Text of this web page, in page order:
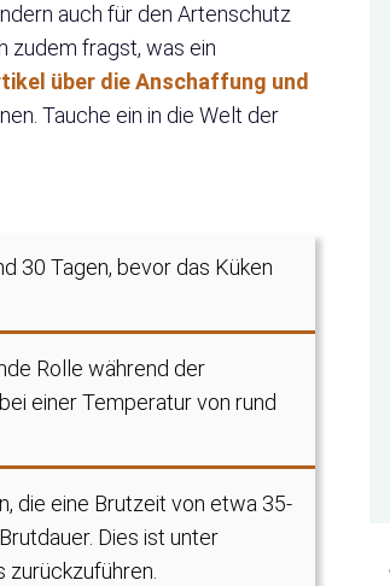
auch für den Artenschutz
zudem fragst, was ein
über die Anschaffung und
Tauche ein in die Welt der
30 Tagen, bevor das Küken
Rolle während der
einer Temperatur von rund
die eine Brutzeit von etwa 35-
Dies ist unter
zurückzuführen.